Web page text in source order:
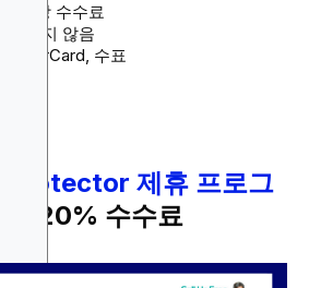
이상 수수료
시되지 않음
수표
Protector 제휴 프로그
대 20% 수수료